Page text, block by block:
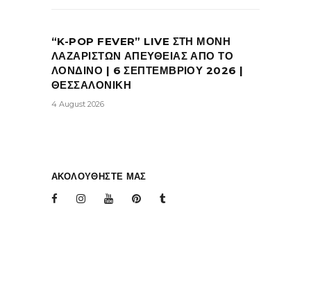
“K-POP FEVER” LIVE ΣΤΗ ΜΟΝΗ
ΛΑΖΑΡΙΣΤΩΝ ΑΠΕΥΘΕΙΑΣ ΑΠΟ ΤΟ
ΛΟΝΔΙΝΟ | 6 ΣΕΠΤΕΜΒΡΙΟΥ 2026 |
ΘΕΣΣΑΛΟΝΙΚΗ
4 August 2026
ΑΚΟΛΟΥΘΗΣΤΕ ΜΑΣ